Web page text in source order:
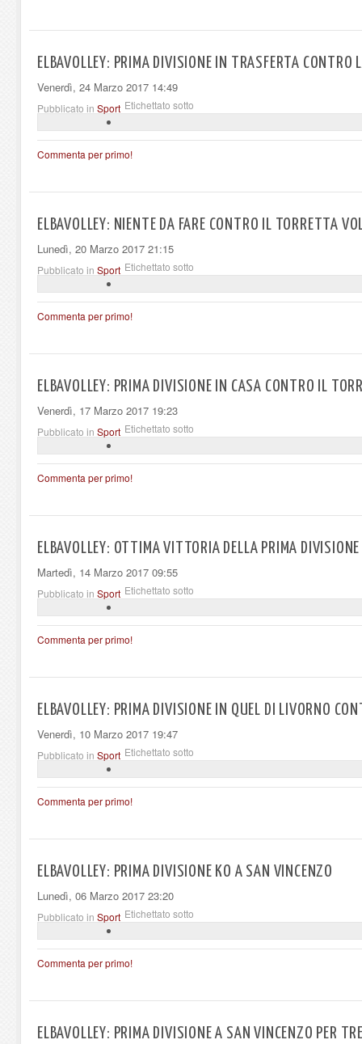
ELBAVOLLEY: PRIMA DIVISIONE IN TRASFERTA CONTRO
Venerdì, 24 Marzo 2017 14:49
Pubblicato in Sport Etichettato sotto
Commenta per primo!
ELBAVOLLEY: NIENTE DA FARE CONTRO IL TORRETTA
Lunedì, 20 Marzo 2017 21:15
Pubblicato in Sport Etichettato sotto
Commenta per primo!
ELBAVOLLEY: PRIMA DIVISIONE IN CASA CONTRO IL
Venerdì, 17 Marzo 2017 19:23
Pubblicato in Sport Etichettato sotto
Commenta per primo!
ELBAVOLLEY: OTTIMA VITTORIA DELLA PRIMA DIVISIONE
Martedì, 14 Marzo 2017 09:55
Pubblicato in Sport Etichettato sotto
Commenta per primo!
ELBAVOLLEY: PRIMA DIVISIONE IN QUEL DI LIVORNO
Venerdì, 10 Marzo 2017 19:47
Pubblicato in Sport Etichettato sotto
Commenta per primo!
ELBAVOLLEY: PRIMA DIVISIONE KO A SAN VINCENZO
Lunedì, 06 Marzo 2017 23:20
Pubblicato in Sport Etichettato sotto
Commenta per primo!
ELBAVOLLEY: PRIMA DIVISIONE A SAN VINCENZO PER